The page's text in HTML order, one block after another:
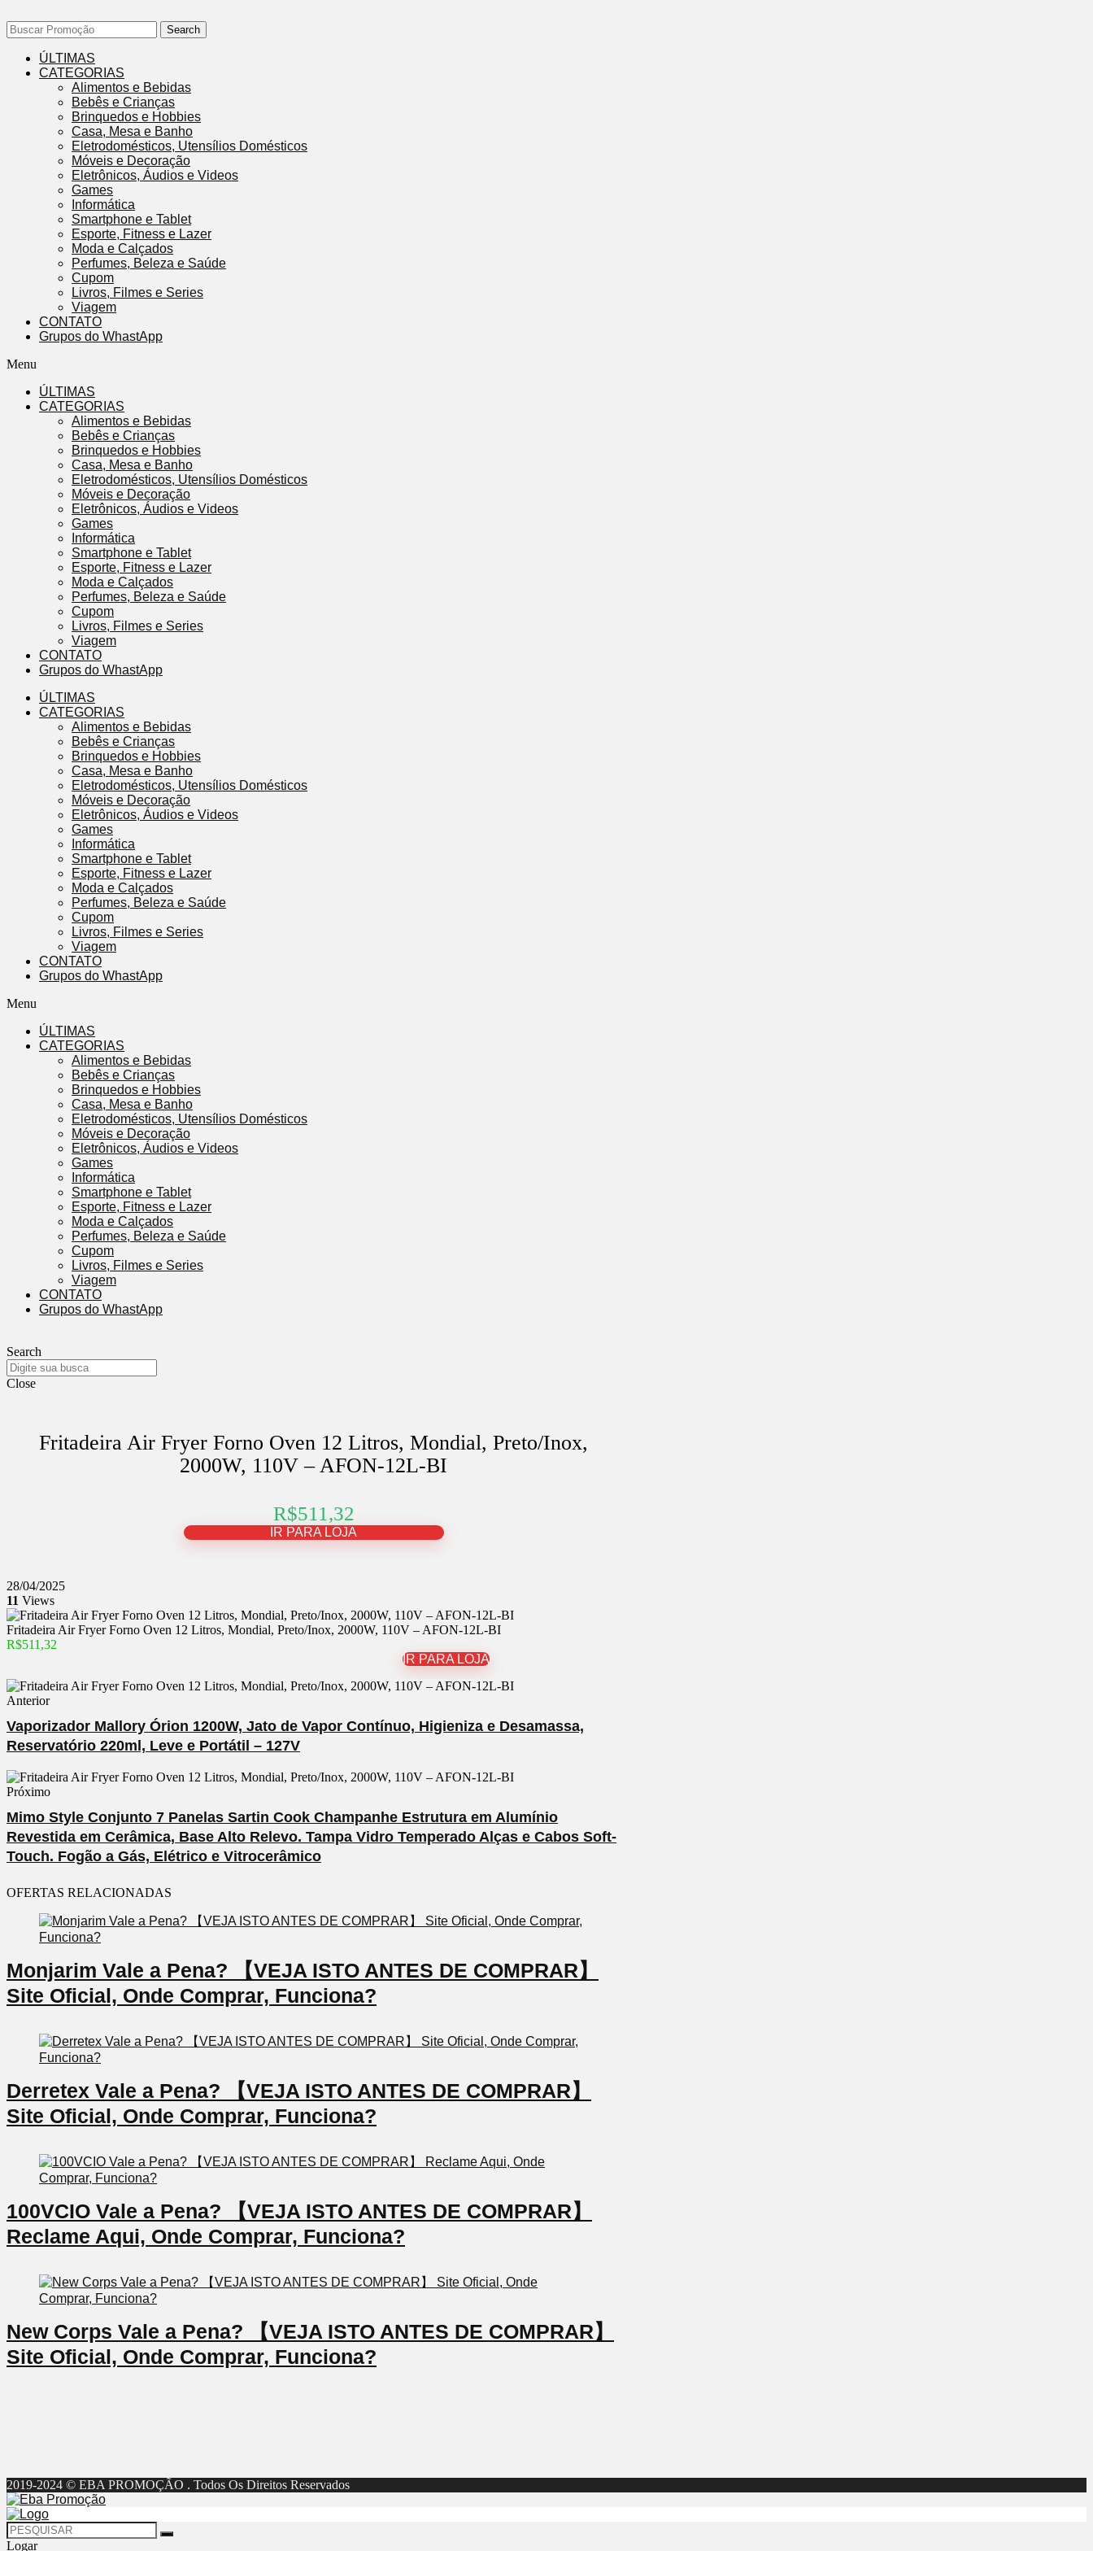
Search
ÚLTIMAS
CATEGORIAS
Alimentos e Bebidas
Bebês e Crianças
Brinquedos e Hobbies
Casa, Mesa e Banho
Eletrodomésticos, Utensílios Domésticos
Móveis e Decoração
Eletrônicos, Áudios e Videos
Games
Informática
Smartphone e Tablet
Esporte, Fitness e Lazer
Moda e Calçados
Perfumes, Beleza e Saúde
Cupom
Livros, Filmes e Series
Viagem
CONTATO
Grupos do WhastApp
Menu
ÚLTIMAS
CATEGORIAS
Alimentos e Bebidas
Bebês e Crianças
Brinquedos e Hobbies
Casa, Mesa e Banho
Eletrodomésticos, Utensílios Domésticos
Móveis e Decoração
Eletrônicos, Áudios e Videos
Games
Informática
Smartphone e Tablet
Esporte, Fitness e Lazer
Moda e Calçados
Perfumes, Beleza e Saúde
Cupom
Livros, Filmes e Series
Viagem
CONTATO
Grupos do WhastApp
ÚLTIMAS
CATEGORIAS
Alimentos e Bebidas
Bebês e Crianças
Brinquedos e Hobbies
Casa, Mesa e Banho
Eletrodomésticos, Utensílios Domésticos
Móveis e Decoração
Eletrônicos, Áudios e Videos
Games
Informática
Smartphone e Tablet
Esporte, Fitness e Lazer
Moda e Calçados
Perfumes, Beleza e Saúde
Cupom
Livros, Filmes e Series
Viagem
CONTATO
Grupos do WhastApp
Menu
ÚLTIMAS
CATEGORIAS
Alimentos e Bebidas
Bebês e Crianças
Brinquedos e Hobbies
Casa, Mesa e Banho
Eletrodomésticos, Utensílios Domésticos
Móveis e Decoração
Eletrônicos, Áudios e Videos
Games
Informática
Smartphone e Tablet
Esporte, Fitness e Lazer
Moda e Calçados
Perfumes, Beleza e Saúde
Cupom
Livros, Filmes e Series
Viagem
CONTATO
Grupos do WhastApp
Search
Close
Fritadeira Air Fryer Forno Oven 12 Litros, Mondial, Preto/Inox,
2000W, 110V – AFON-12L-BI
R$511,32
IR PARA LOJA
28/04/2025
11 Views
Fritadeira Air Fryer Forno Oven 12 Litros, Mondial, Preto/Inox, 2000W, 110V – AFON-12L-BI
R$511,32
IR PARA LOJA
Anterior
Vaporizador Mallory Órion 1200W, Jato de Vapor Contínuo, Higieniza e Desamassa,
Reservatório 220ml, Leve e Portátil – 127V
Próximo
Mimo Style Conjunto 7 Panelas Sartin Cook Champanhe Estrutura em Alumínio
Revestida em Cerâmica, Base Alto Relevo. Tampa Vidro Temperado Alças e Cabos Soft-
Touch. Fogão a Gás, Elétrico e Vitrocerâmico
OFERTAS RELACIONADAS
Monjarim Vale a Pena? 【VEJA ISTO ANTES DE COMPRAR】
Site Oficial, Onde Comprar, Funciona?
Derretex Vale a Pena? 【VEJA ISTO ANTES DE COMPRAR】
Site Oficial, Onde Comprar, Funciona?
100VCIO Vale a Pena? 【VEJA ISTO ANTES DE COMPRAR】
Reclame Aqui, Onde Comprar, Funciona?
New Corps Vale a Pena? 【VEJA ISTO ANTES DE COMPRAR】
Site Oficial, Onde Comprar, Funciona?
2019-2024 © EBA PROMOÇÃO . Todos Os Direitos Reservados
Logar